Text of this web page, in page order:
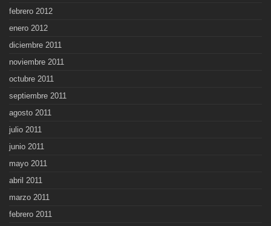
febrero 2012
enero 2012
diciembre 2011
noviembre 2011
octubre 2011
septiembre 2011
agosto 2011
julio 2011
junio 2011
mayo 2011
abril 2011
marzo 2011
febrero 2011